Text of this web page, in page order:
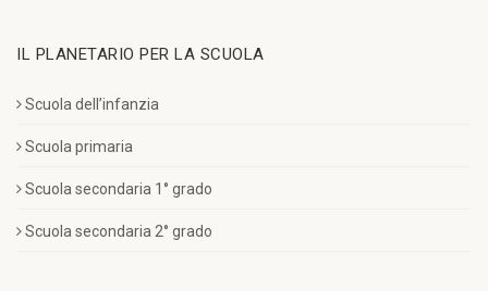
IL PLANETARIO PER LA SCUOLA
Scuola dell’infanzia
Scuola primaria
Scuola secondaria 1° grado
Scuola secondaria 2° grado